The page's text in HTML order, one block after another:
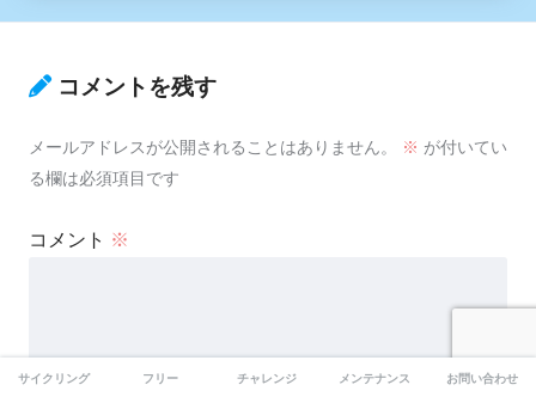
コメントを残す
メールアドレスが公開されることはありません。 ※ が付いてい
る欄は必須項目です
コメント ※
サイクリング フリー チャレンジ メンテナンス お問い合わせ